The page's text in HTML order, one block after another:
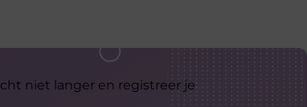
niet langer en registreer je